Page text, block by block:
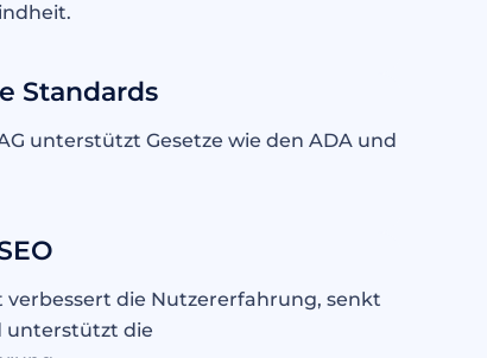
Standards
unterstützt Gesetze wie den ADA und
verbessert die Nutzererfahrung, senkt
unterstützt die